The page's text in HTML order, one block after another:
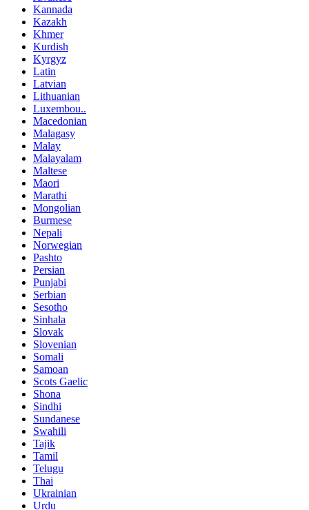
Kannada
Kazakh
Khmer
Kurdish
Kyrgyz
Latin
Latvian
Lithuanian
Luxembou..
Macedonian
Malagasy
Malay
Malayalam
Maltese
Maori
Marathi
Mongolian
Burmese
Nepali
Norwegian
Pashto
Persian
Punjabi
Serbian
Sesotho
Sinhala
Slovak
Slovenian
Somali
Samoan
Scots Gaelic
Shona
Sindhi
Sundanese
Swahili
Tajik
Tamil
Telugu
Thai
Ukrainian
Urdu